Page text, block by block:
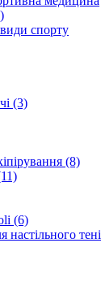
види спорту
(3)
(8)
(6)
настільного